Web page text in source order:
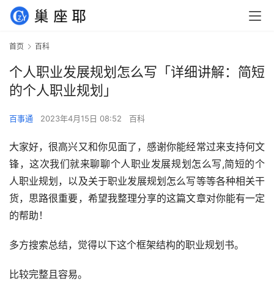
首页 百科
个人职业发展规划怎么写「详细讲解：简短
的个人职业规划」
百事通 2023年4月15日 08:52 百科
大家好，很高兴又和你见面了，感谢你能经常过来支持何文
锋，这次我们就来聊聊个人职业发展规划怎么写,简短的个
人职业规划，以及关于职业发展规划怎么写等等各种相关干
货，思路很重要，希望我整理分享的这篇文章对你能有一定
的帮助！
多方搜索总结，觉得以下这个框架结构的职业规划书。
比较完整且容易。